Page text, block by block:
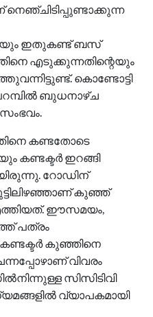
നെഞ്ചിടിപ്പുണ്ടാക്കുന്ന
ഇതുകണ്ട് ബസ്
എടുക്കുന്നതിന്റെയും
കൊണ്ടോട്ടി
ബുധനാഴ്ച
കണ്ടതോടെ
ഇറങ്ങി
റോഡിന്
കുഞ്ഞ്
ഈസമയം,
പത്രം
കണ്ടക്ടര്‍ കുഞ്ഞിനെ
വിവരം
സിസിടിവി
വ്യാപകമായി